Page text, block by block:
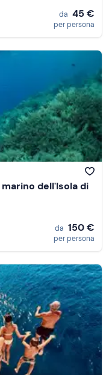
da 45 €
per persona
dell'Isola di
da 150 €
per persona